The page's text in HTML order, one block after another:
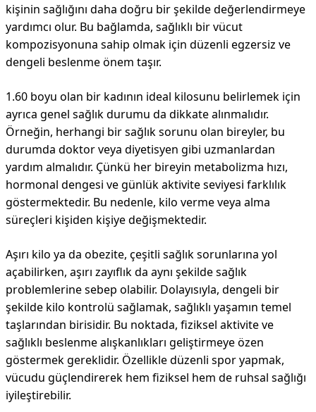
kişinin sağlığını daha doğru bir şekilde değerlendirmeye
yardımcı olur. Bu bağlamda, sağlıklı bir vücut
kompozisyonuna sahip olmak için düzenli egzersiz ve
dengeli beslenme önem taşır.
1.60 boyu olan bir kadının ideal kilosunu belirlemek için
ayrıca genel sağlık durumu da dikkate alınmalıdır.
Örneğin, herhangi bir sağlık sorunu olan bireyler, bu
durumda doktor veya diyetisyen gibi uzmanlardan
yardım almalıdır. Çünkü her bireyin metabolizma hızı,
hormonal dengesi ve günlük aktivite seviyesi farklılık
göstermektedir. Bu nedenle, kilo verme veya alma
süreçleri kişiden kişiye değişmektedir.
Aşırı kilo ya da obezite, çeşitli sağlık sorunlarına yol
açabilirken, aşırı zayıflık da aynı şekilde sağlık
problemlerine sebep olabilir. Dolayısıyla, dengeli bir
şekilde kilo kontrolü sağlamak, sağlıklı yaşamın temel
taşlarından birisidir. Bu noktada, fiziksel aktivite ve
sağlıklı beslenme alışkanlıkları geliştirmeye özen
göstermek gereklidir. Özellikle düzenli spor yapmak,
vücudu güçlendirerek hem fiziksel hem de ruhsal sağlığı
iyileştirebilir.